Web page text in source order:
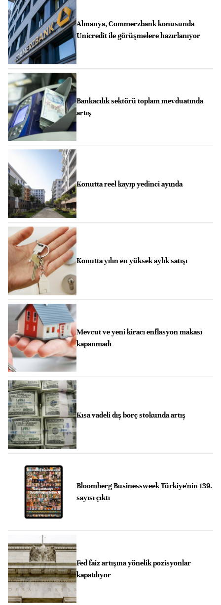
Almanya, Commerzbank konusunda
Unicredit ile görüşmelere hazırlanıyor
Bankacılık sektörü toplam mevduatında
artış
Konutta reel kayıp yedinci ayında
Konutta yılın en yüksek aylık satışı
Mevcut ve yeni kiracı enflasyon makası
kapanmadı
Kısa vadeli dış borç stokunda artış
Bloomberg Businessweek Türkiye'nin 139.
sayısı çıktı
Fed faiz artışına yönelik pozisyonlar
kapatılıyor